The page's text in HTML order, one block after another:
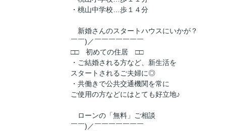
・桃山中学校…歩１４分
新婚さんのスタートハウスにいかが？
￣￣)／￣￣￣￣￣￣￣
□□ 初めての住居 □□
・ご結婚される方など、新生活を
スタートされるご夫婦に◎
・共働きで公共交通機関を常に
ご使用の方などにはとても好立地♪
ローンの「無料」ご相談
￣￣)／￣￣￣￣￣￣￣